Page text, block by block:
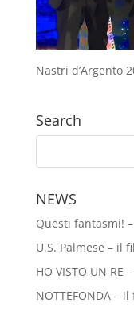
Nastri d’Argento
Search
NEWS
Questi fantasmi!
U.S. Palmese – il
HO VISTO UN RE
NOTTEFONDA – il